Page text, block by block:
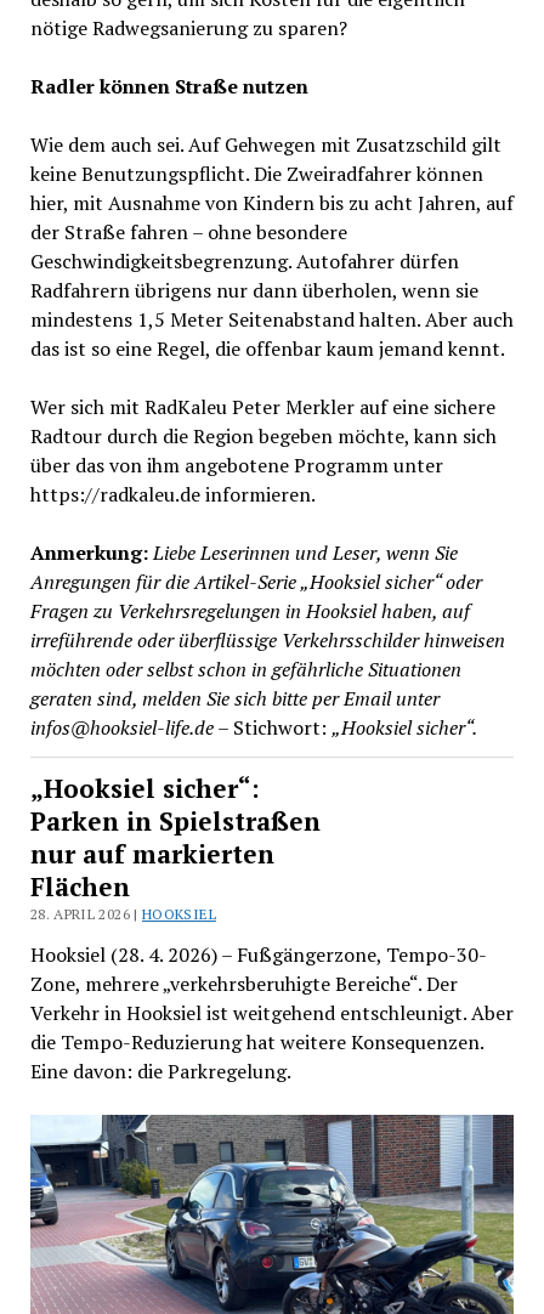
nötige Radwegsanierung zu sparen?
Radler können Straße nutzen
Wie dem auch sei. Auf Gehwegen mit Zusatzschild gilt
keine Benutzungspflicht. Die Zweiradfahrer können
hier, mit Ausnahme von Kindern bis zu acht Jahren, auf
der Straße fahren – ohne besondere
Geschwindigkeitsbegrenzung. Autofahrer dürfen
Radfahrern übrigens nur dann überholen, wenn sie
mindestens 1,5 Meter Seitenabstand halten. Aber auch
das ist so eine Regel, die offenbar kaum jemand kennt.
Wer sich mit RadKaleu Peter Merkler auf eine sichere
Radtour durch die Region begeben möchte, kann sich
über das von ihm angebotene Programm unter
https://radkaleu.de informieren.
Anmerkung:Liebe Leserinnen und Leser, wenn Sie
Anregungen für die Artikel-Serie „Hooksiel sicher“ oder
Fragen zu Verkehrsregelungen in Hooksiel haben, auf
irreführende oder überflüssige Verkehrsschilder hinweisen
möchten oder selbst schon in gefährliche Situationen
geraten sind, melden Sie sich bitte per Email unter
infos@hooksiel-life.de– Stichwort: „Hooksiel sicher“.
„Hooksiel sicher“:
Parken in Spielstraßen
nur auf markierten
Flächen
28. APRIL 2026 |HOOKSIEL
Hooksiel (28. 4. 2026) – Fußgängerzone, Tempo-30-
Zone, mehrere „verkehrsberuhigte Bereiche“. Der
Verkehr in Hooksiel ist weitgehend entschleunigt. Aber
die Tempo-Reduzierung hat weitere Konsequenzen.
Eine davon: die Parkregelung.